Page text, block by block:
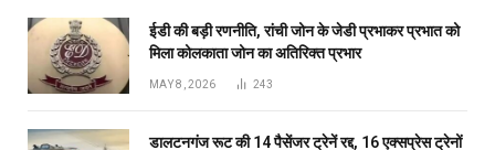
ईडी की बड़ी रणनीति, रांची जोन के जेडी प्रभाकर प्रभात को
मिला कोलकाता जोन का अतिरिक्त प्रभार
MAY 8, 2026 243
डालटनगंज रूट की 14 पैसेंजर ट्रेनें रद्द, 16 एक्सप्रेस ट्रेनों